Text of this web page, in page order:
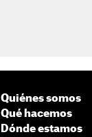
Quiénes somos
Qué hacemos
Dónde estamos